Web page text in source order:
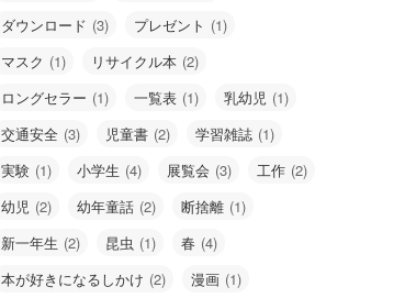
ダウンロード (3) プレゼント (1)
マスク (1) リサイクル本 (2)
ロングセラー (1) 一覧表 (1) 乳幼児 (1)
交通安全 (3) 児童書 (2) 学習雑誌 (1)
実験 (1) 小学生 (4) 展覧会 (3) 工作 (2)
幼児 (2) 幼年童話 (2) 断捨離 (1)
新一年生 (2) 昆虫 (1) 春 (4)
本が好きになるしかけ (2) 漫画 (1)